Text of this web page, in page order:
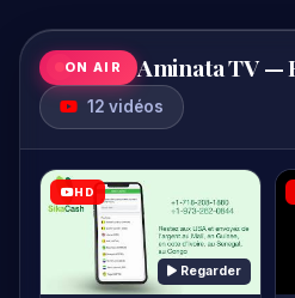
HD
Regarder
Sika Cash
Ibrahim cisse
HD